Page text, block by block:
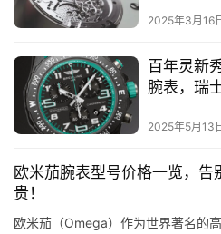
2025年3月16
百年灵新
腕表，瑞
2025年5月13
欧米茄腕表型号价格一览，
贵！
欧米茄（Omega）作为世界著名的